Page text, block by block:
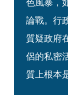
論戰。行
質疑政府
侶的私密
質上根本